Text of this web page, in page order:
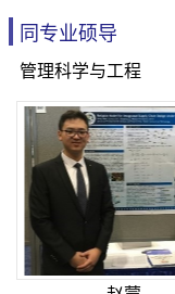
同专业硕导
管理科学与工程